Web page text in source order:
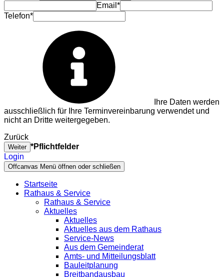
Email*
Telefon*
Ihre Daten werden
ausschließlich für Ihre Terminvereinbarung verwendet und
nicht an Dritte weitergegeben.
Zurück
Weiter *Pflichtfelder
Login
Offcanvas Menü öffnen oder schließen
Startseite
Rathaus & Service
Rathaus & Service
Aktuelles
Aktuelles
Aktuelles aus dem Rathaus
Service-News
Aus dem Gemeinderat
Amts- und Mitteilungsblatt
Bauleitplanung
Breitbandausbau